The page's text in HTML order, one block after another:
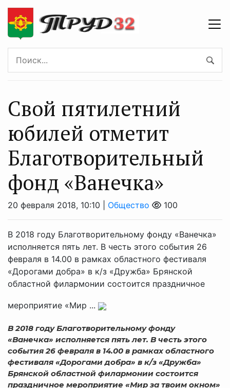
Свой пятилетний
юбилей отметит
Благотворительный
фонд «Ванечка»
20 февраля 2018, 10:10 | Общество 100
В 2018 году Благотворительному фонду «Ванечка»
исполняется пять лет. В честь этого события 26
февраля в 14.00 в рамках областного фестиваля
«Дорогами добра» в к/з «Дружба» Брянской
областной филармонии состоится праздничное
мероприятие «Мир ...
В 2018 году Благотворительному фонду
«Ванечка» исполняется пять лет. В честь этого
события 26 февраля в 14.00 в рамках областного
фестиваля «Дорогами добра» в к/з «Дружба»
Брянской областной филармонии состоится
праздничное мероприятие «Мир за твоим окном»